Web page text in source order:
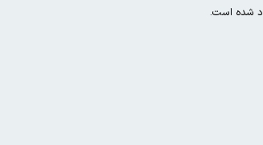
شده است.